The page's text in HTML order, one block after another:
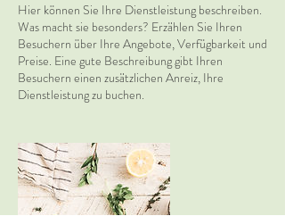
Hier können Sie Ihre Dienstleistung beschreiben.
Was macht sie besonders? Erzählen Sie Ihren
Besuchern über Ihre Angebote, Verfügbarkeit und
Preise. Eine gute Beschreibung gibt Ihren
Besuchern einen zusätzlichen Anreiz, Ihre
Dienstleistung zu buchen.